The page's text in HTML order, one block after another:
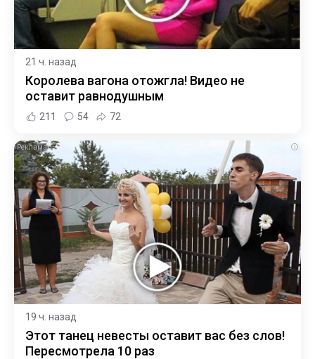
21 ч. назад
Королева вагона отожгла! Видео не
оставит равнодушным
211 54 72
i
19 ч. назад
Этот танец невесты оставит вас без слов!
Пересмотрела 10 раз